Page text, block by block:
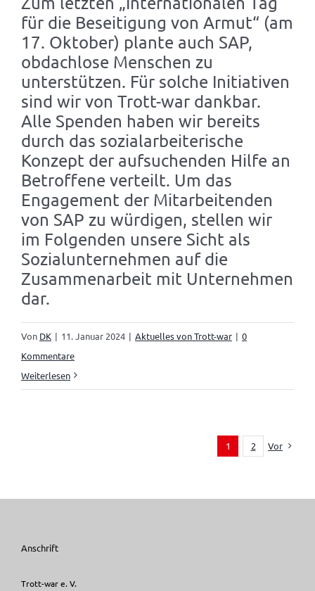
für die Beseitigung von Armut“ (am
17. Oktober) plante auch SAP,
obdachlose Menschen zu
unterstützen. Für solche Initiativen
sind wir von Trott-war dankbar.
Alle Spenden haben wir bereits
durch das sozialarbeiterische
Konzept der aufsuchenden Hilfe an
Betroffene verteilt. Um das
Engagement der Mitarbeitenden
von SAP zu würdigen, stellen wir
im Folgenden unsere Sicht als
Sozialunternehmen auf die
Zusammenarbeit mit Unternehmen
dar.
Von DK | 11. Januar 2024 | Aktuelles von Trott-war | 0
Kommentare
Weiterlesen
1 2 Vor
Anschrift
Trott-war e. V.